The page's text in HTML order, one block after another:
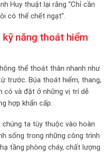
Huy thuật lại rằng “Chỉ cần
có thể chết ngạt”.
kỹ năng thoát hiểm
thể thoát thân nhanh như
trước. Búa thoát hiểm, thang,
có và đặt ở những vị trí dễ
hợp khẩn cấp.
ta tùy thuộc vào hoàn
sống trong những công trình
tầng phòng cháy, chất lượng